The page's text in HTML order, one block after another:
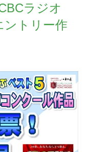
ラジオ
ントリー作